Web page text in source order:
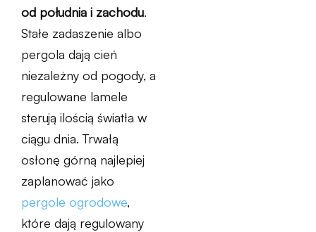
od południa i zachodu.
Stałe zadaszenie albo
pergola dają cień
niezależny od pogody, a
regulowane lamele
sterują ilością światła w
ciągu dnia. Trwałą
osłonę górną najlepiej
zaplanować jako
pergole ogrodowe,
które dają regulowany